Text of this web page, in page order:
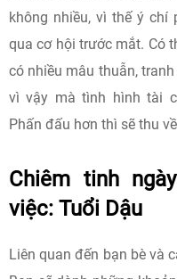
không nhiều, vì thế ý chí
qua cơ hội trước mắt. Có
có nhiều mâu thuẫn,
vì vậy mà tình hình tài
Phấn đấu hơn thì sẽ thu
Chiêm tinh
việc: Tuổi Dậu
Liên quan đến bạn bè và